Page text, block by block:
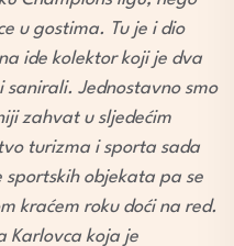
u gostima. Tu je i dio
ide kolektor koji je dva
Jednostavno smo
zahvat u sljedećim
turizma i sporta sada
sportskih objekata pa se
kraćem roku doći na red.
Karlovca koja je